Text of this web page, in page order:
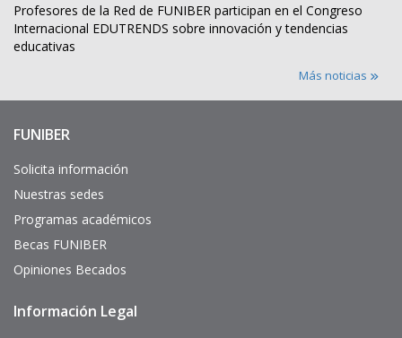
Profesores de la Red de FUNIBER participan en el Congreso
Internacional EDUTRENDS sobre innovación y tendencias
educativas
Más noticias
Enlaces
FUNIBER
Solicita información
Nuestras sedes
Programas académicos
Becas FUNIBER
Opiniones Becados
Pie
Información Legal